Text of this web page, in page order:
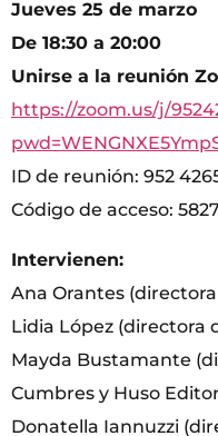
Jueves 25 de marzo
De 18:30 a 20:00
Unirse a la reunión
https://zoom.us/j/
ID de reunión: 952
Código de acceso:
Intervienen:
Ana Orantes
Lidia López (directora
Mayda Bustamante
Cumbres y Huso
Donatella Iannuzzi